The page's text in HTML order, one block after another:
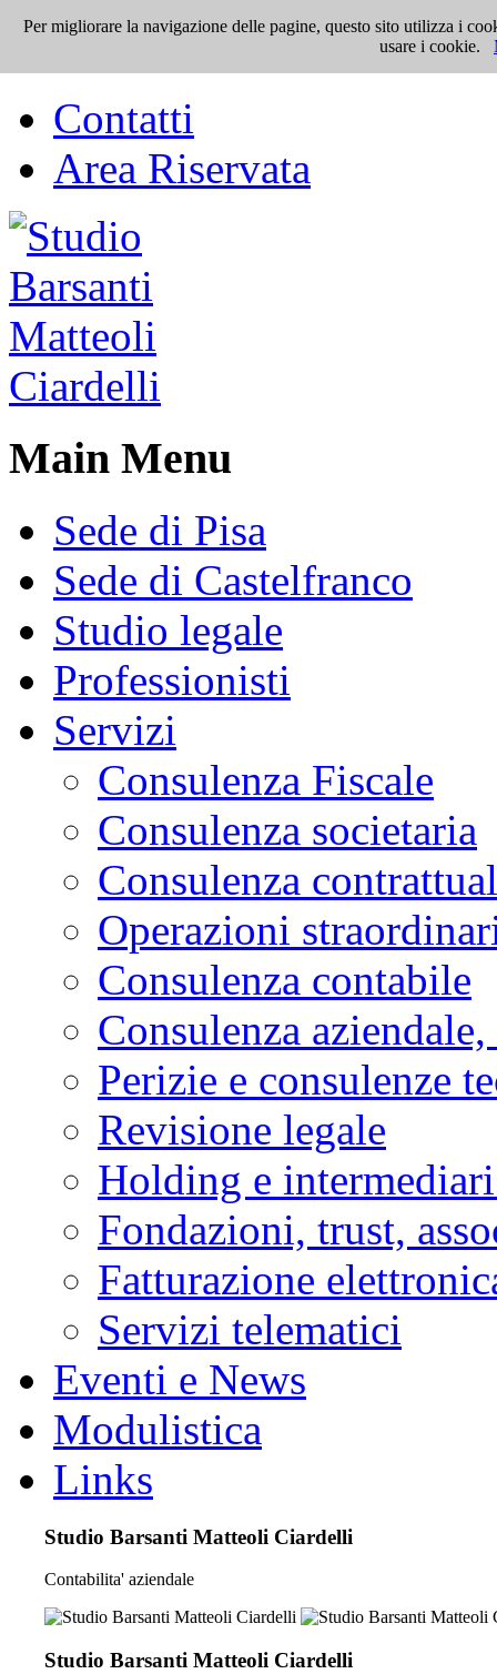
Top Menu
Contatti
Area Riservata
Main Menu
Sede di Pisa
Sede di Castelfranco
Studio legale
Professionisti
Servizi
Consulenza Fiscale
Consulenza societaria
Consulenza
Operazioni
Consulenza contabile
Consulenza
Perizie e consulenze
Revisione legale
Holding e
Fondazioni, trust,
Fatturazione
Servizi telematici
Eventi e News
Modulistica
Links
Studio Barsanti Matteoli Ciardelli
Contabilita' aziendale
Studio Barsanti Matteoli Ciardelli
Per migliorare la navigazione delle pagine, questo sito utilizza i
usare i cookie.